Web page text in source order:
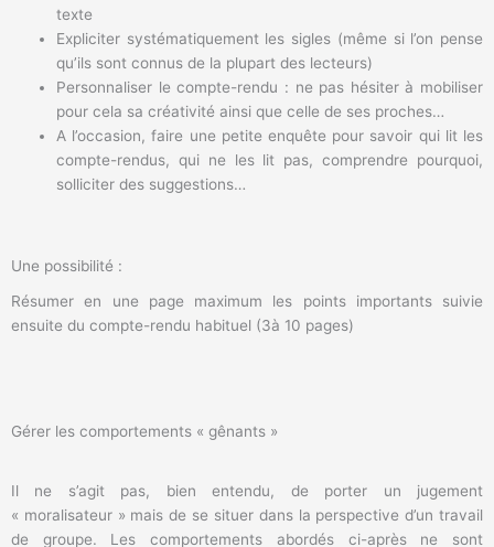
texte
Expliciter systématiquement les sigles (même si l’on pense
qu’ils sont connus de la plupart des lecteurs)
Personnaliser le compte-rendu : ne pas hésiter à mobiliser
pour cela sa créativité ainsi que celle de ses proches…
A l’occasion, faire une petite enquête pour savoir qui lit les
compte-rendus, qui ne les lit pas, comprendre pourquoi,
solliciter des suggestions…
Une possibilité :
Résumer en une page maximum les points importants suivie
ensuite du compte-rendu habituel (3à 10 pages)
Gérer les comportements « gênants »
Il ne s’agit pas, bien entendu, de porter un jugement
« moralisateur » mais de se situer dans la perspective d’un travail
de groupe. Les comportements abordés ci-après ne sont